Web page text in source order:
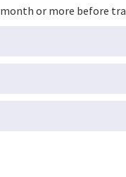
or more before